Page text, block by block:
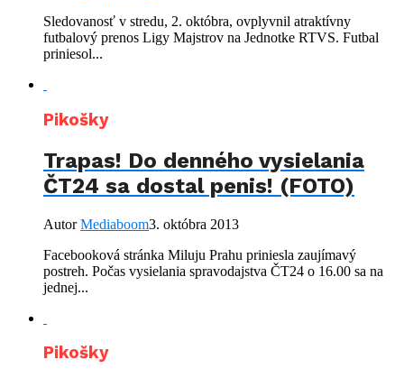
Sledovanosť v stredu, 2. októbra, ovplyvnil atraktívny
futbalový prenos Ligy Majstrov na Jednotke RTVS. Futbal
priniesol...
Pikošky
Trapas! Do denného vysielania
ČT24 sa dostal penis! (FOTO)
AutorMediaboom3. októbra 2013
Facebooková stránka Miluju Prahu priniesla zaujímavý
postreh. Počas vysielania spravodajstva ČT24 o 16.00 sa na
jednej...
Pikošky